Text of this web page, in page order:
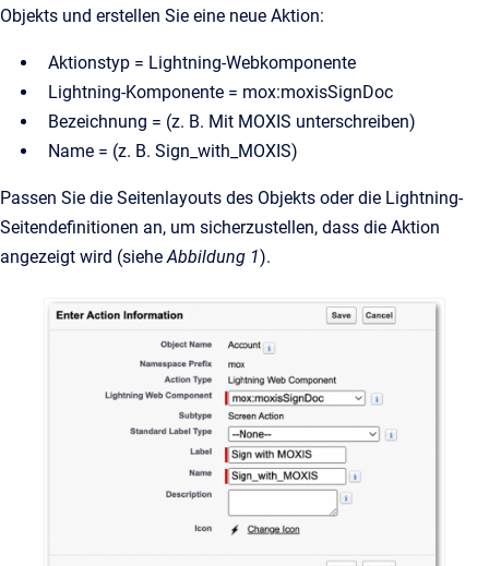
Objekts und erstellen Sie eine neue Aktion:
Aktionstyp = Lightning-Webkomponente
Lightning-Komponente = mox:moxisSignDoc
Bezeichnung = (z. B. Mit MOXIS unterschreiben)
Name = (z. B. Sign_with_MOXIS)
Passen Sie die Seitenlayouts des Objekts oder die Lightning-
Seitendefinitionen an, um sicherzustellen, dass die Aktion
angezeigt wird (sieheAbbildung 1).